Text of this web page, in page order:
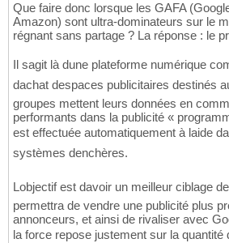
Que faire donc lorsque les GAFA
Amazon) sont ultra-dominateurs sur le
régnant sans partage ? La réponse : le
Il sagit là dune plateforme numérique
dachat despaces publicitaires destinés
groupes mettent leurs données en
performants dans la publicité «
est effectuée automatiquement à laide
systèmes denchères.
Lobjectif est davoir un meilleur ciblage
permettra de vendre une publicité plus
annonceurs, et ainsi de rivaliser avec
la force repose justement sur la quantité